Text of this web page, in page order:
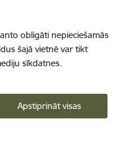
obligāti nepieciešamās
šajā vietnē var tikt
sīkdatnes.
Apstiprināt visas